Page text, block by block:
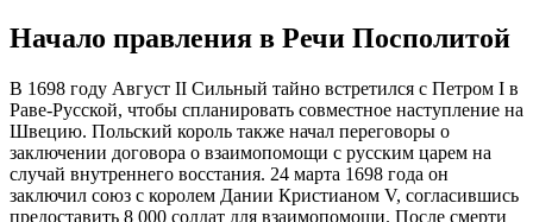
Начало правления в Речи Посполитой
В 1698 году Август II Сильный тайно встретился с Петром I в
Раве-Русской, чтобы спланировать совместное наступление на
Швецию. Польский король также начал переговоры о
заключении договора о взаимопомощи с русским царем на
случай внутреннего восстания. 24 марта 1698 года он
заключил союз с королем Дании Кристианом V, согласившись
предоставить 8 000 солдат для взаимопомощи. После смерти